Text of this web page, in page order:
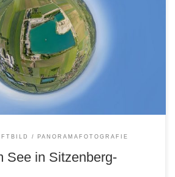
entstehen… Folgend zwei sphärische
einfach mit der Maus im Bild navigieren
über Grund: Einmal aus 145 Meter Höhe
PANORAMAFOTOGRAFIE
See in Sitzenberg-